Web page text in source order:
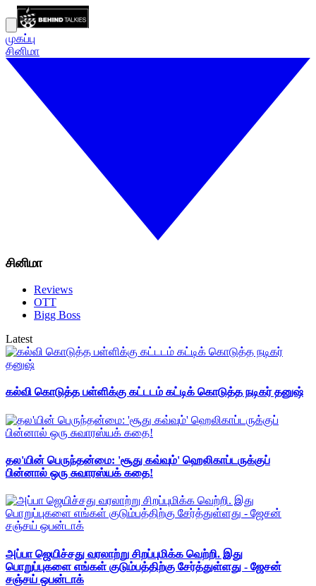
முகப்பு
சினிமா
சினிமா
Reviews
OTT
Bigg Boss
Latest
கல்வி கொடுத்த பள்ளிக்கு கட்டடம் கட்டிக் கொடுத்த நடிகர் தனுஷ்
தல'யின் பெருந்தன்மை: 'சூது கவ்வும்' ஹெலிகாப்டருக்குப்
பின்னால் ஒரு சுவாரஸ்யக் கதை!
அப்பா ஜெயிச்சது வரலாற்று சிறப்புமிக்க வெற்றி. இது
பொறுப்புகளை எங்கள் குடும்பத்திற்கு சேர்த்துள்ளது - ஜேசன்
சஞ்சய் ஒபன்டாக்